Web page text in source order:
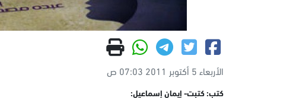
الأربعاء 5 أكتوبر 2011 07:03 ص
كتب: كتبت- إيمان إسماعيل: